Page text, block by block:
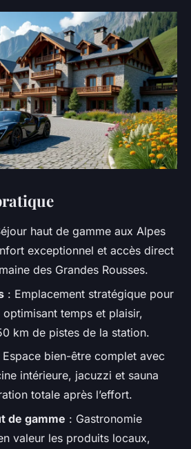
haut de gamme aux Alpes
exceptionnel et accès direct
des Grandes Rousses.
: Emplacement stratégique pour
temps et plaisir,
km de pistes de la station.
Espace bien-être complet avec
intérieure, jacuzzi et sauna
totale après l’effort.
de gamme : Gastronomie
valeur les produits locaux,